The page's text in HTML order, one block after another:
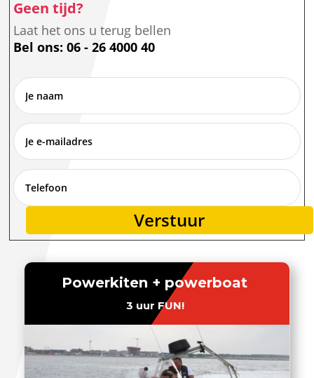
Geen tijd?
Laat het ons u terug bellen
Bel ons: 06 - 26 4000 40
Verstuur
Alternative:
Powerkiten + powerboat
3 uur FUN!